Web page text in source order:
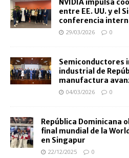
NVIDIA impulsa
entre EE. UU. y el
conferencia
29/03/2026 0
Semiconductores
industrial de
manufactura
04/03/2026 0
República Dominicana
final mundial de la
en Singapur
22/12/2025 0